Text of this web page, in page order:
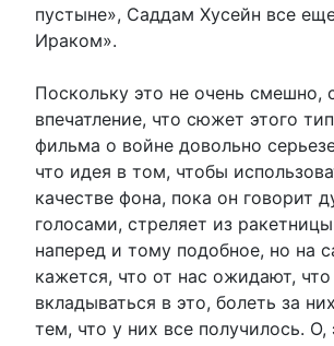
пустыне», Саддам Хусейн все
Ираком».
Поскольку это не очень смешно,
впечатление, что сюжет этого
фильма о войне довольно
что идея в том, чтобы
качестве фона, пока он говорит
голосами, стреляет из
наперед и тому подобное, но на
кажется, что от нас ожидают,
вкладываться в это, болеть за
тем, что у них все получилось.